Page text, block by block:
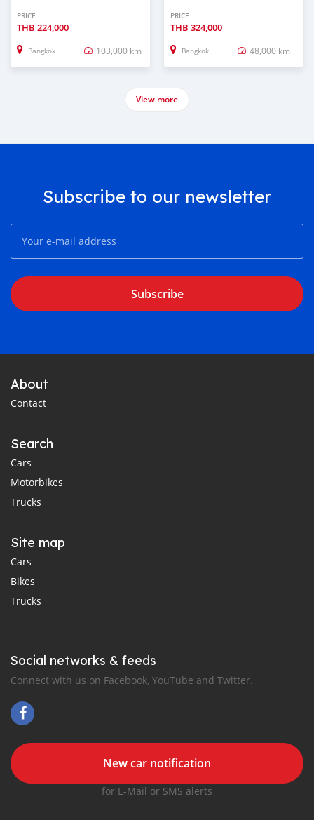
PRICE
THB 224,000
Bangkok 103,000 km
PRICE
THB 324,000
Bangkok 48,000 km
View more
Subscribe to our newsletter
Subscribe
About
Contact
Search
Cars
Motorbikes
Trucks
Site map
Cars
Bikes
Trucks
Social networks & feeds
Connect with us on Facebook, YouTube and Twitter.
New car notification
for E-Mail or SMS alerts